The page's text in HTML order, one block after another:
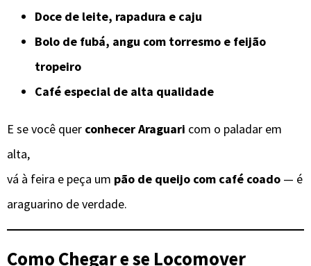
Doce de leite, rapadura e caju
Bolo de fubá, angu com torresmo e feijão
tropeiro
Café especial de alta qualidade
E se você quer conhecer Araguari com o paladar em
alta,
vá à feira e peça um pão de queijo com café coado — é
araguarino de verdade.
Como Chegar e se Locomover